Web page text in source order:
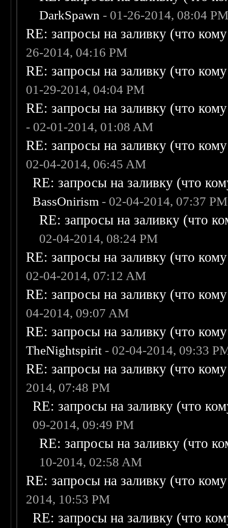
DarkSpawn - 01-26-2014, 08:04
RE: запросы на заливку (что
26-2014, 04:16 PM
RE: запросы на заливку (что
01-29-2014, 04:04 PM
RE: запросы на заливку (что
- 02-01-2014, 01:08 AM
RE: запросы на заливку (что
02-04-2014, 06:45 AM
RE: запросы на заливку (что
BassOnirism - 02-04-2014, 07:37 PM
RE: запросы на заливку (что
02-04-2014, 08:24 PM
RE: запросы на заливку (что
02-04-2014, 07:12 AM
RE: запросы на заливку (что
04-2014, 09:07 AM
RE: запросы на заливку (что
TheNightspirit - 02-04-2014, 09:33
RE: запросы на заливку (что
2014, 07:48 PM
RE: запросы на заливку (что
09-2014, 09:49 PM
RE: запросы на заливку (что
10-2014, 02:58 AM
RE: запросы на заливку (что
2014, 10:53 PM
RE: запросы на заливку (что